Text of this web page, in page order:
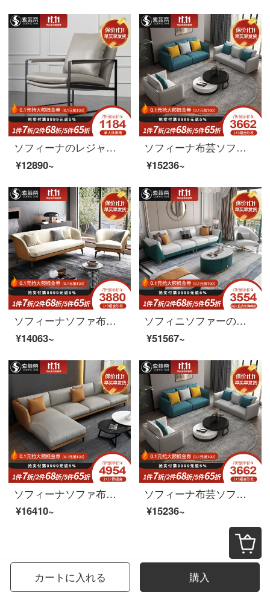
ソフィーナのレジャーチェアのシングルチェア北欧の近代的な寝室のリビングルームのソファチェアのシンプルなシングルのレジャーチェア
¥12890~
ソフィーナ布芸ソファー北欧シンプル現代客間家具小室タイプ123セット布ソファ3人分のソファーシングルルーム
¥15236~
ソフィーナソファ布芸ソファ現代簡単リビングの小型ソファーの3人のソファリビングルームの家具のシングル席
¥14063~
ソフィニソファーの本革ソファは簡単に現代北欧イタリア式の軽い贅沢な本革ソファーの布芸ソファーの大きさの部屋型リビングルームの無料洗濯科学技術布ソファーの2+1+2+貴妃皮布ゴムのモデルです。
¥51567~
ソフィーナソファ布芸ソファー北欧ソファ科技布ペア三人でソファに並んでいます。
¥16410~
ソフィーナ布芸ソファー北欧シンプル現代客間家具小室タイプ123セット布ソファ3人分のソファーシングルルーム
¥15236~
カートに入れる 購入